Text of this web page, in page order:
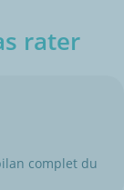
rater
complet du